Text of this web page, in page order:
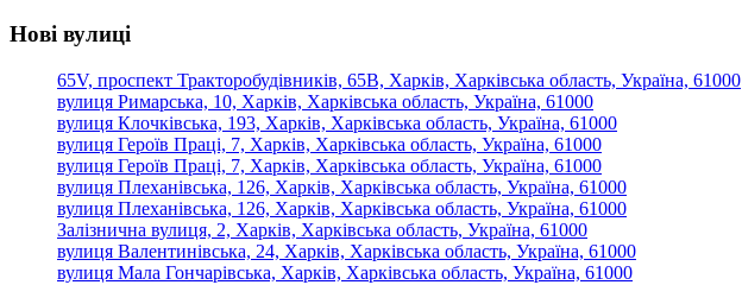
Нові вулиці
65V, проспект Тракторобудівників, 65В, Харків, Харківська область, Україна, 61000
вулиця Римарська, 10, Харків, Харківська область, Україна, 61000
вулиця Клочківська, 193, Харків, Харківська область, Україна, 61000
вулиця Героїв Праці, 7, Харків, Харківська область, Україна, 61000
вулиця Героїв Праці, 7, Харків, Харківська область, Україна, 61000
вулиця Плеханівська, 126, Харків, Харківська область, Україна, 61000
вулиця Плеханівська, 126, Харків, Харківська область, Україна, 61000
Залізнична вулиця, 2, Харків, Харківська область, Україна, 61000
вулиця Валентинівська, 24, Харків, Харківська область, Україна, 61000
вулиця Мала Гончарівська, Харків, Харківська область, Україна, 61000